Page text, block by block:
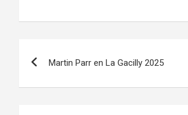
Martin Parr en La Gacilly 2025